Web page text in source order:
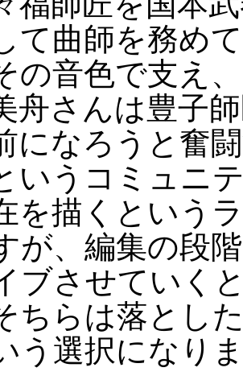
て曲師を務め
の音色で支え
舟さんは豊子
になろうと奮
いうコミュニ
を描くという
が、編集の段
ブさせていく
ちらは落とし
う選択になり